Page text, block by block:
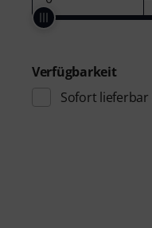
Verfügbarkeit
Sofort lieferbar